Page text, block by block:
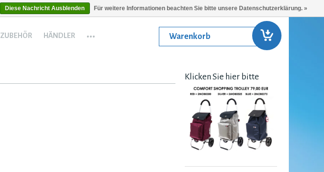
ZUBEHÖR HÄNDLER ... Warenkorb
Klicken Sie hier bitte
Diese Nachricht Ausblenden Für weitere Informationen beachten Sie bitte unsere Datenschutzerklärung. »